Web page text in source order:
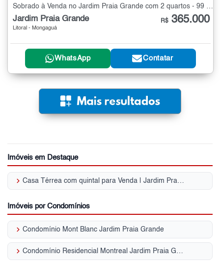
Jardim Praia Grande
Litoral - Mongaguá
R$ 365.000
WhatsApp Contatar
Imóveis em Destaque
keyboard_arrow_right Casa Térrea com quintal para Venda | Jardim Praia Grande
Imóveis por Condomínios
keyboard_arrow_right Condomínio Mont Blanc Jardim Praia Grande
keyboard_arrow_right Condomínio Residencial Montreal Jardim Praia Grande